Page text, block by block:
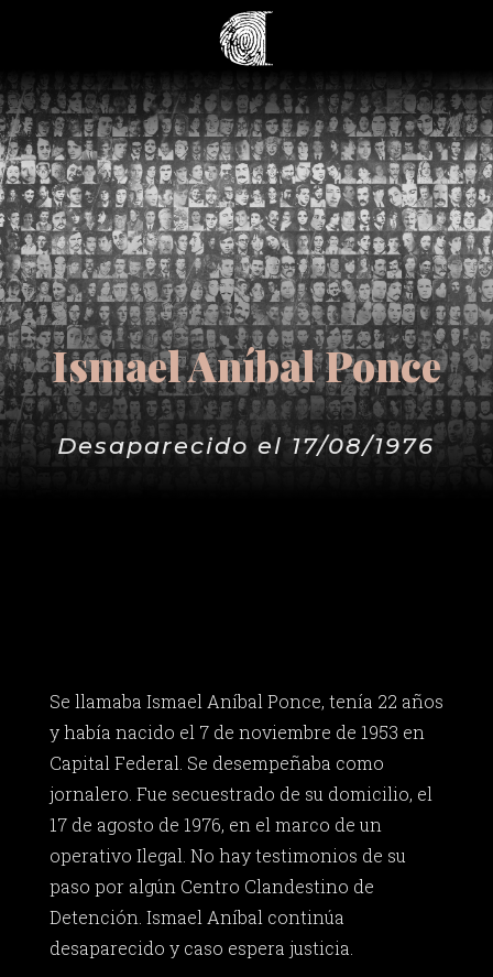
Ismael Aníbal Ponce
Desaparecido el 17/08/1976
Se llamaba Ismael Aníbal Ponce, tenía 22 años
y había nacido el 7 de noviembre de 1953 en
Capital Federal. Se desempeñaba como
jornalero. Fue secuestrado de su domicilio, el
17 de agosto de 1976, en el marco de un
operativo Ilegal. No hay testimonios de su
paso por algún Centro Clandestino de
Detención. Ismael Aníbal continúa
desaparecido y caso espera justicia.